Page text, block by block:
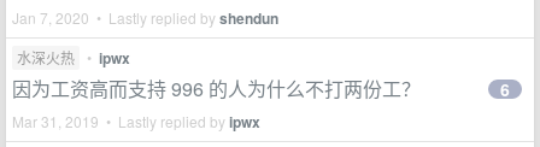
Jan 7, 2020 • Lastly replied byshendun
水深火热 • ipwx
因为工资高而支持 996 的人为什么不打两份工？
Mar 31, 2019 • Lastly replied byipwx
6